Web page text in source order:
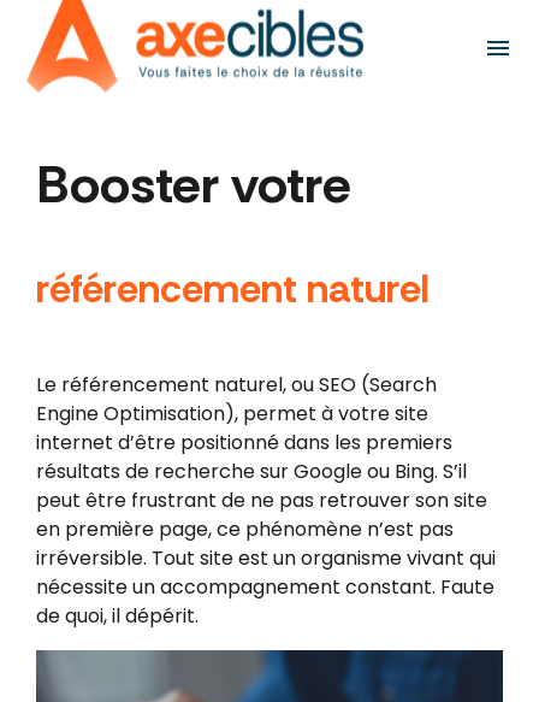
menu
Booster votre
référencement naturel
Le référencement naturel, ou SEO (Search
Engine Optimisation), permet à votre site
internet d’être positionné dans les premiers
résultats de recherche sur Google ou Bing. S’il
peut être frustrant de ne pas retrouver son site
en première page, ce phénomène n’est pas
irréversible. Tout site est un organisme vivant qui
nécessite un accompagnement constant. Faute
de quoi, il dépérit.
Panneau de gestion des cookies